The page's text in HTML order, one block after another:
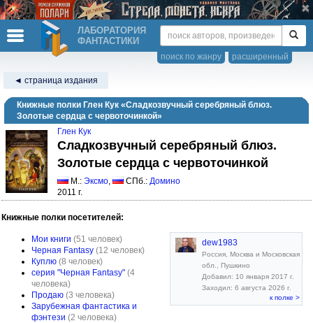
ЛАБОРАТОРИЯ
ФАНТАСТИКИ
расширенный
поиск по жанру
◄ страница издания
Книжные полки Глен Кук «Сладкозвучный серебряный блюз.
Золотые сердца с червоточинкой»
Глен Кук
Сладкозвучный серебряный блюз.
Золотые сердца с червоточинкой
М.: Эксмо, СПб.: Домино
2011 г.
Книжные полки посетителей:
Мои книги (51 человек)
Черная Fantasy (12 человек)
Куплю (8 человек)
серия "Черная Fantasy" (4
человека)
Продаю (3 человека)
Зарубежная фантастика и
фэнтези (2 человека)
dew1983
Россия, Москва и Московская
обл., Пушкино
Добавил: 10 января 2017 г.
Заходил: 6 августа 2026 г.
к полке >